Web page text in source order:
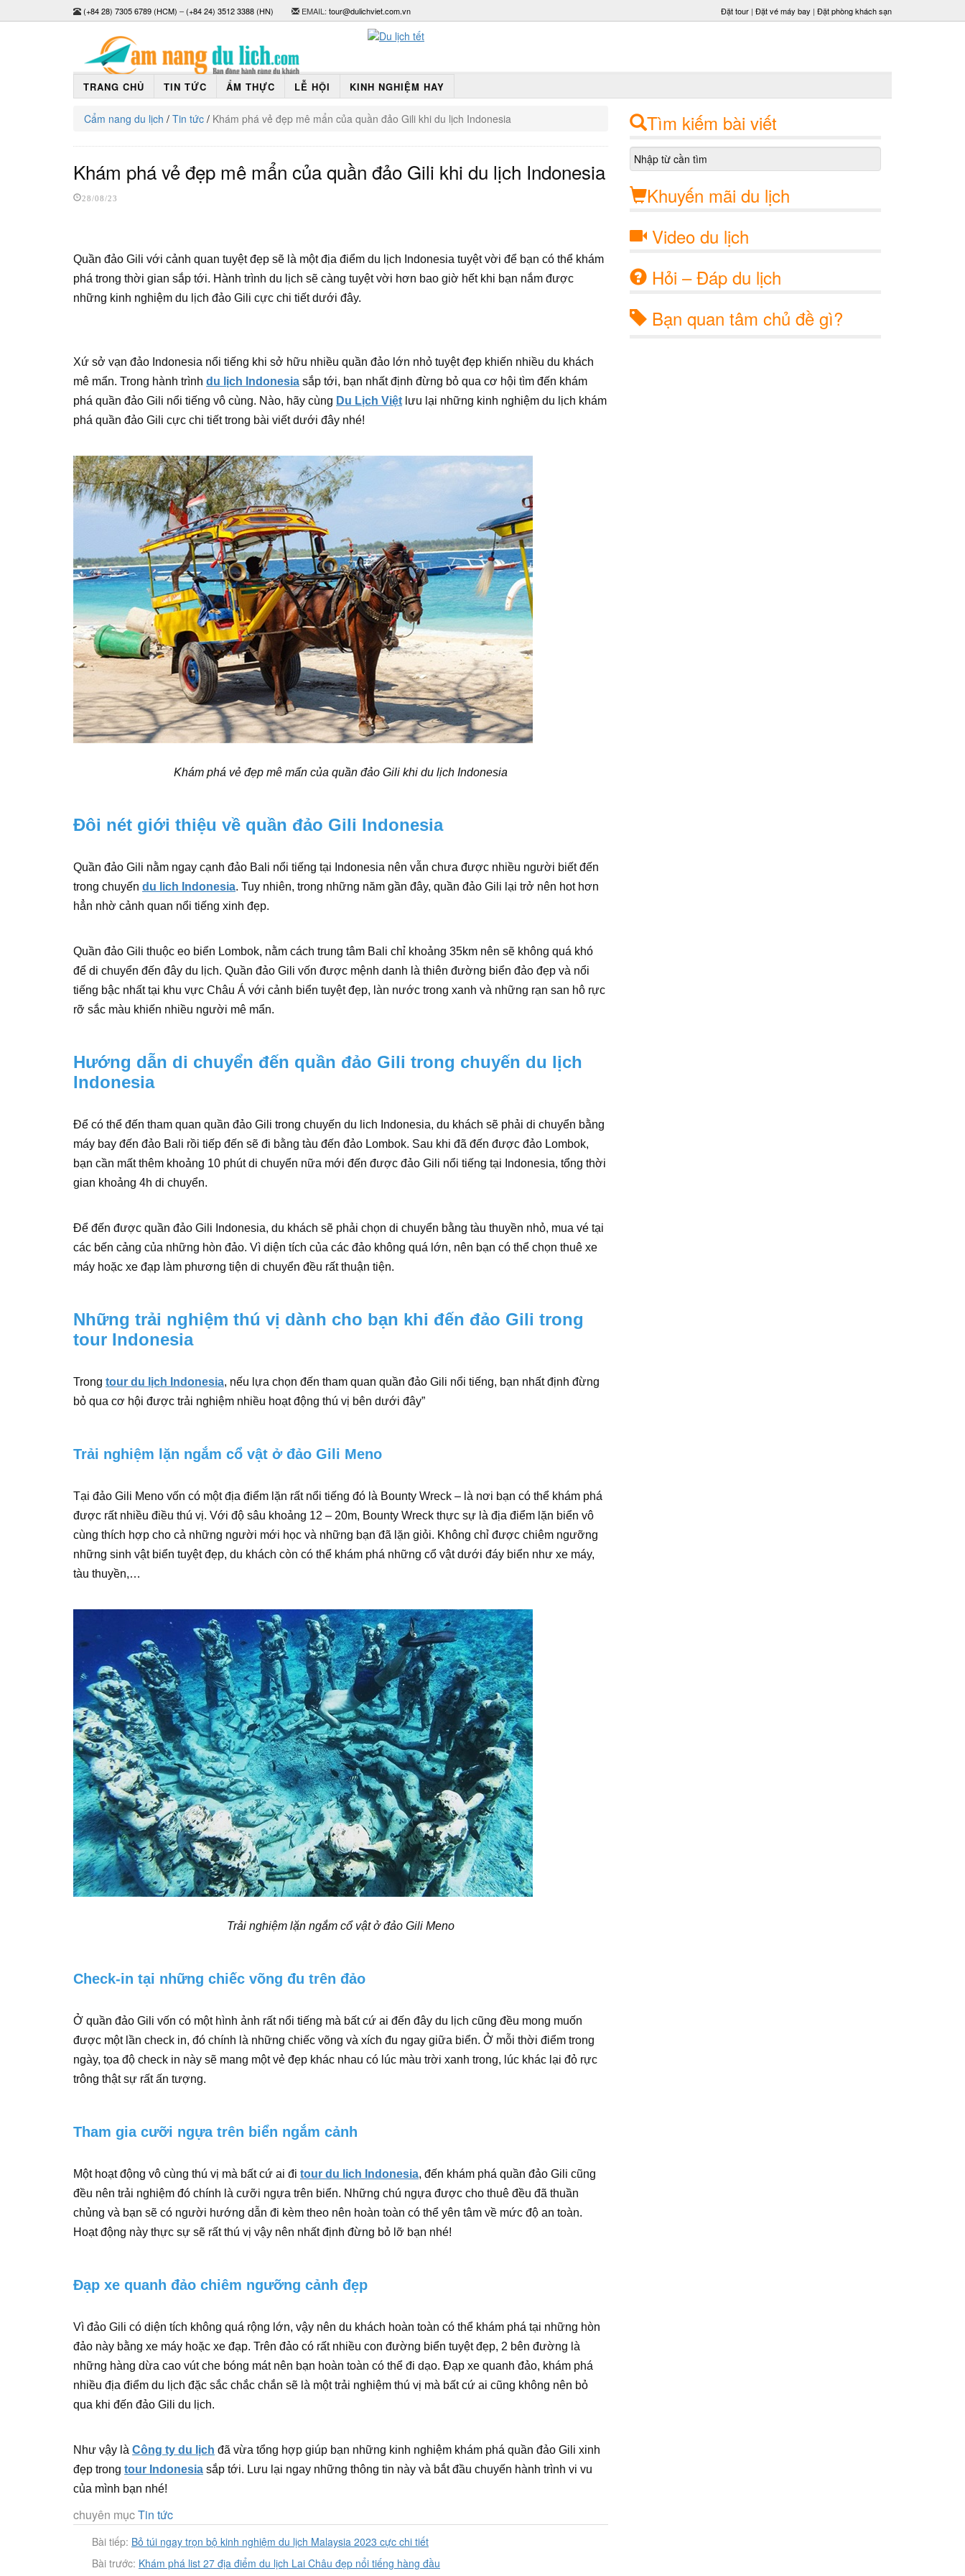
(+84 28) 7305 6789 (HCM) –(+84 24) 3512 3388 (HN) EMAIL: tour@dulichviet.com.vn Đặt tour | Đặt vé máy bay | Đặt phòng khách sạn
TRANG CHỦ TIN TỨC ẨM THỰC LỄ HỘI KINH NGHIỆM HAY
Cẩm nang du lịch / Tin tức / Khám phá vẻ đẹp mê mẩn của quần đảo Gili khi du lịch Indonesia
Khám phá vẻ đẹp mê mẩn của quần đảo Gili khi du lịch Indonesia
28/08/23
Quần đảo Gili với cảnh quan tuyệt đẹp sẽ là một địa điểm du lịch Indonesia tuyệt vời để bạn có thể khám
phá trong thời gian sắp tới. Hành trình du lịch sẽ càng tuyệt vời hơn bao giờ hết khi bạn nắm được
những kinh nghiệm du lịch đảo Gili cực chi tiết dưới đây.
Xứ sở vạn đảo Indonesia nổi tiếng khi sở hữu nhiều quần đảo lớn nhỏ tuyệt đẹp khiến nhiều du khách
mê mẩn. Trong hành trình du lịch Indonesia sắp tới, bạn nhất định đừng bỏ qua cơ hội tìm đến khám
phá quần đảo Gili nổi tiếng vô cùng. Nào, hãy cùng Du Lịch Việt lưu lại những kinh nghiệm du lịch khám
phá quần đảo Gili cực chi tiết trong bài viết dưới đây nhé!
Khám phá vẻ đẹp mê mẩn của quần đảo Gili khi du lịch Indonesia
Đôi nét giới thiệu về quần đảo Gili Indonesia
Quần đảo Gili nằm ngay cạnh đảo Bali nổi tiếng tại Indonesia nên vẫn chưa được nhiều người biết đến
trong chuyến du lich Indonesia. Tuy nhiên, trong những năm gần đây, quần đảo Gili lại trở nên hot hơn
hẳn nhờ cảnh quan nổi tiếng xinh đẹp.
Quần đảo Gili thuộc eo biển Lombok, nằm cách trung tâm Bali chỉ khoảng 35km nên sẽ không quá khó
để di chuyển đến đây du lịch. Quần đảo Gili vốn được mệnh danh là thiên đường biển đảo đẹp và nổi
tiếng bậc nhất tại khu vực Châu Á với cảnh biển tuyệt đẹp, làn nước trong xanh và những rạn san hô rực
rỡ sắc màu khiến nhiều người mê mẩn.
Hướng dẫn di chuyển đến quần đảo Gili trong chuyến du lịch
Indonesia
Để có thể đến tham quan quần đảo Gili trong chuyến du lich Indonesia, du khách sẽ phải di chuyển bằng
máy bay đến đảo Bali rồi tiếp đến sẽ đi bằng tàu đến đảo Lombok. Sau khi đã đến được đảo Lombok,
bạn cần mất thêm khoảng 10 phút di chuyển nữa mới đến được đảo Gili nổi tiếng tại Indonesia, tổng thời
gian khoảng 4h di chuyển.
Để đến được quần đảo Gili Indonesia, du khách sẽ phải chọn di chuyển bằng tàu thuyền nhỏ, mua vé tại
các bến cảng của những hòn đảo. Vì diện tích của các đảo không quá lớn, nên bạn có thể chọn thuê xe
máy hoặc xe đạp làm phương tiện di chuyển đều rất thuận tiện.
Những trải nghiệm thú vị dành cho bạn khi đến đảo Gili trong
tour Indonesia
Trong tour du lịch Indonesia, nếu lựa chọn đến tham quan quần đảo Gili nổi tiếng, bạn nhất định đừng
bỏ qua cơ hội được trải nghiệm nhiều hoạt động thú vị bên dưới đây”
Trải nghiệm lặn ngắm cổ vật ở đảo Gili Meno
Tại đảo Gili Meno vốn có một địa điểm lặn rất nổi tiếng đó là Bounty Wreck – là nơi bạn có thể khám phá
được rất nhiều điều thú vị. Với độ sâu khoảng 12 – 20m, Bounty Wreck thực sự là địa điểm lặn biển vô
cùng thích hợp cho cả những người mới học và những bạn đã lặn giỏi. Không chỉ được chiêm ngưỡng
những sinh vật biển tuyệt đẹp, du khách còn có thể khám phá những cổ vật dưới đáy biển như xe máy,
tàu thuyền,…
Trải nghiệm lặn ngắm cổ vật ở đảo Gili Meno
Check-in tại những chiếc võng đu trên đảo
Ở quần đảo Gili vốn có một hình ảnh rất nổi tiếng mà bất cứ ai đến đây du lịch cũng đều mong muốn
được một lần check in, đó chính là những chiếc võng và xích đu ngay giữa biển. Ở mỗi thời điểm trong
ngày, tọa độ check in này sẽ mang một vẻ đẹp khác nhau có lúc màu trời xanh trong, lúc khác lại đỏ rực
trông thật sự rất ấn tượng.
Tham gia cưỡi ngựa trên biển ngắm cảnh
Một hoạt động vô cùng thú vị mà bất cứ ai đi tour du lich Indonesia, đến khám phá quần đảo Gili cũng
đều nên trải nghiệm đó chính là cưỡi ngựa trên biển. Những chú ngựa được cho thuê đều đã thuần
chủng và bạn sẽ có người hướng dẫn đi kèm theo nên hoàn toàn có thể yên tâm về mức độ an toàn.
Hoạt động này thực sự sẽ rất thú vị vậy nên nhất định đừng bỏ lỡ bạn nhé!
Đạp xe quanh đảo chiêm ngưỡng cảnh đẹp
Vì đảo Gili có diện tích không quá rộng lớn, vậy nên du khách hoàn toàn có thể khám phá tại những hòn
đảo này bằng xe máy hoặc xe đạp. Trên đảo có rất nhiều con đường biển tuyệt đẹp, 2 bên đường là
những hàng dừa cao vút che bóng mát nên bạn hoàn toàn có thể đi dạo. Đạp xe quanh đảo, khám phá
nhiều địa điểm du lịch đặc sắc chắc chắn sẽ là một trải nghiệm thú vị mà bất cứ ai cũng không nên bỏ
qua khi đến đảo Gili du lịch.
Như vậy là Công ty du lịch đã vừa tổng hợp giúp bạn những kinh nghiệm khám phá quần đảo Gili xinh
đẹp trong tour Indonesia sắp tới. Lưu lại ngay những thông tin này và bắt đầu chuyến hành trình vi vu
của mình bạn nhé!
chuyên mụcTin tức
Bài tiếp: Bỏ túi ngay trọn bộ kinh nghiệm du lịch Malaysia 2023 cực chi tiết
Bài trước: Khám phá list 27 địa điểm du lịch Lai Châu đẹp nổi tiếng hàng đầu
Tìm kiếm bài viết
Khuyến mãi du lịch
Video du lịch
Hỏi – Đáp du lịch
Bạn quan tâm chủ đề gì?